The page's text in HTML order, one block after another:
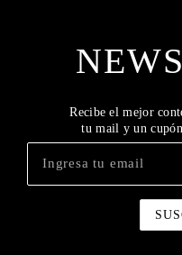
Recibe el mejor
tu mail y un